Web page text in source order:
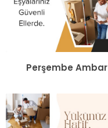
Perşembe Ambar